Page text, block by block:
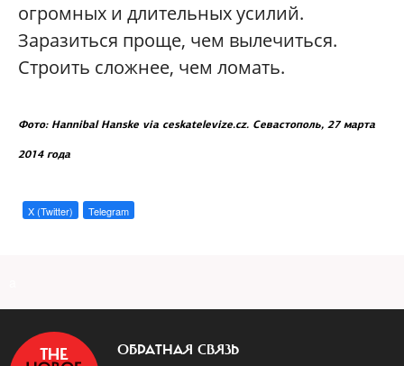
огромных и длительных усилий.
Заразиться проще, чем вылечиться.
Строить сложнее, чем ломать.
Фото: Hannibal Hanske via ceskatelevize.cz. Севастополь, 27 марта
2014 года
X (Twitter) Telegram
ОБРАТНАЯ СВЯЗЬ